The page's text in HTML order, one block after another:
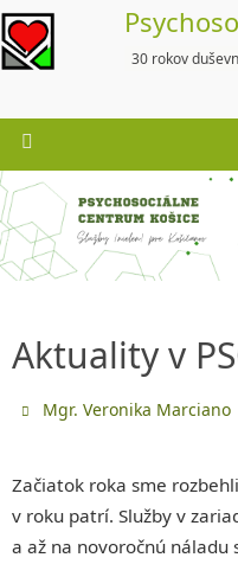
Skip
to
content
30 rokov
Aktuality v
Mgr. Veronika Marciano
Začiatok roka sme
v roku patrí. Služby v
a až na novoročnú náladu